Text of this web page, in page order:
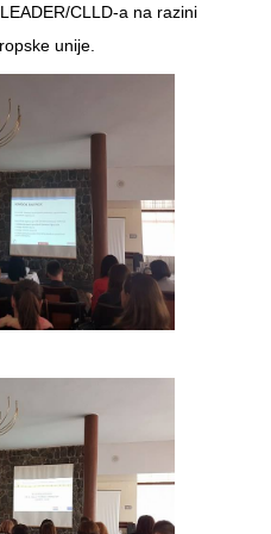
CLLD-a na razini
unije.